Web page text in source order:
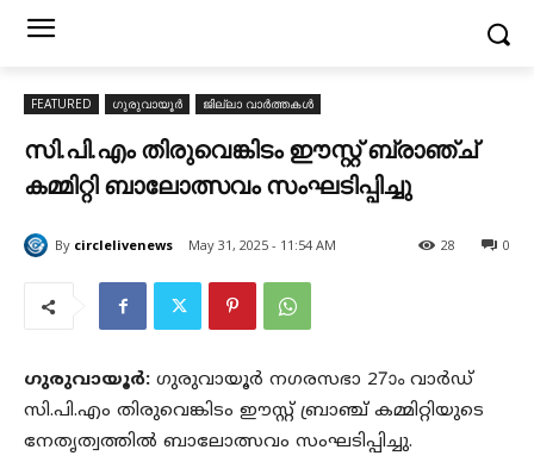
FEATURED ഗുരുവായൂർ ജില്ലാ വാർത്തകൾ
സി.പി.എം തിരുവെങ്കിടം ഈസ്റ്റ് ബ്രാഞ്ച്
കമ്മിറ്റി ബാലോത്സവം സംഘടിപ്പിച്ചു
By circlelivenews May 31, 2025 - 11:54 AM 0
28
ഗുരുവായൂർ: ഗുരുവായൂർ നഗരസഭാ 27ാം വാർഡ്
സി.പി.എം തിരുവെങ്കിടം ഈസ്റ്റ് ബ്രാഞ്ച് കമ്മിറ്റിയുടെ
നേതൃത്വത്തിൽ ബാലോത്സവം സംഘടിപ്പിച്ചു.